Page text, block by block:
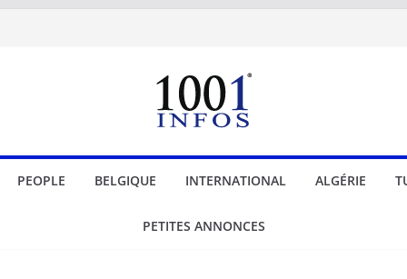
PEOPLE BELGIQUE INTERNATIONAL ALGÉRIE
PETITES ANNONCES